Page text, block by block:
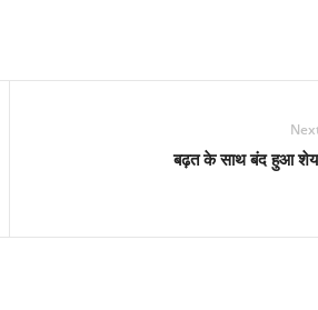
बढ़त के साथ बंद हुआ